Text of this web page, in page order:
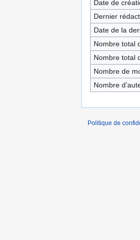
Date de
Dernier
Date de la
Nombre total
Nombre total
Nombre de
Nombre
Politique de